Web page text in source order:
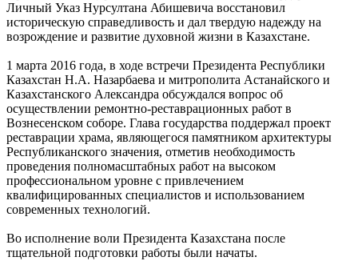
Личный Указ Нурсултана Абишевича восстановил
историческую справедливость и дал твердую надежду на
возрождение и развитие духовной жизни в Казахстане.
1 марта 2016 года, в ходе встречи Президента Республики
Казахстан Н.А. Назарбаева и митрополита Астанайского и
Казахстанского Александра обсуждался вопрос об
осуществлении ремонтно-реставрационных работ в
Вознесенском соборе. Глава государства поддержал проект
реставрации храма, являющегося памятником архитектуры
Республиканского значения, отметив необходимость
проведения полномасштабных работ на высоком
профессиональном уровне с привлечением
квалифицированных специалистов и использованием
современных технологий.
Во исполнение воли Президента Казахстана после
тщательной подготовки работы были начаты.